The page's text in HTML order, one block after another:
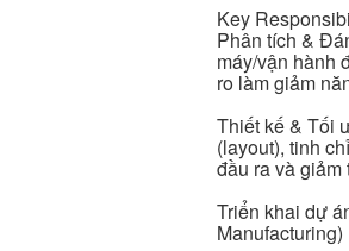
Key
Phân tích &
máy/vận hành
ro làm giảm
Thiết kế & Tối
(layout), tinh
đầu ra và
Triển khai dự